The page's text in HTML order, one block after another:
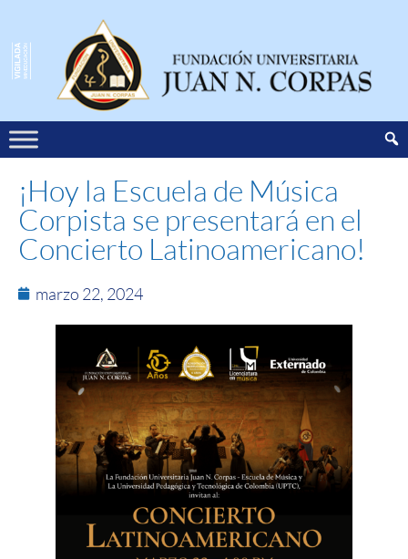
¡Hoy la Escuela de Música
Corpista se presentará en el
Concierto Latinoamericano!
marzo 22, 2024